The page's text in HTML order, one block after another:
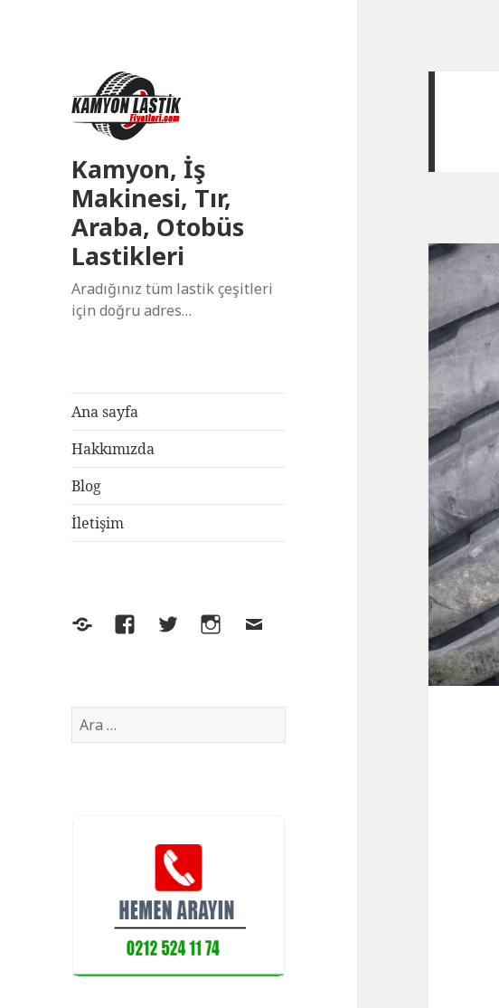
Kamyon, İş
Makinesi, Tır,
Araba, Otobüs
Lastikleri
Aradığınız tüm lastik çeşitleri
için doğru adres…
Ana sayfa
Hakkımızda
Blog
İletişim
Yelp FacebookTwitterInstagram
E-
Arama: